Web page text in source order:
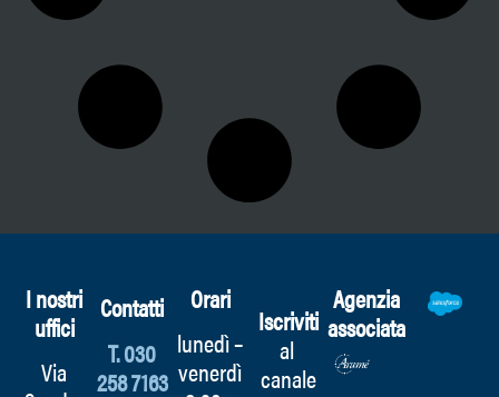
I nostri
uffici
Via
Contatti
T. 030
258 7163
Orari
lunedì –
venerdì
Iscriviti
al
canale
Agenzia
associata